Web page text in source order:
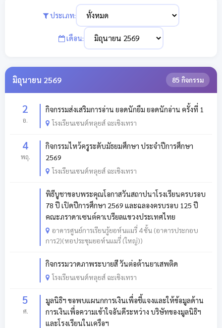
ประเภท:
เดือน:
มิถุนายน 2569 85 กิจกรรม
2
อ.
กิจกรรมส่งเสริมการอ่าน ยอดนักยืม ยอดนักอ่าน ครั้งที่ 1
โรงเรียนเซนต์หลุยส์ ฉะเชิงเทรา
4
พฤ.
กิจกรรมไหว้ครูระดับมัธยมศึกษา ประจำปีการศึกษา
2569
โรงเรียนเซนต์หลุยส์ ฉะเชิงเทรา
พิธีบูชาขอบพระคุณโอกาสวันสถาปนาโรงเรียนครบรอบ
78 ปี เปิดปีการศึกษา 2569 และฉลองครบรอบ 125 ปี
คณะภราดาเซนต์คาเบรียลแขวงประเทศไทย
อาคารศูนย์การเรียนรู้ยอห์นแมรี่ 4 ชั้น (อาคารประกอบ
การ2)(หอประชุมยอห์นแมรี่ (ใหญ่))
กิจกรรมวาดภาพระบายสี วันต่อต้านยาเสพติด
โรงเรียนเซนต์หลุยส์ ฉะเชิงเทรา
5
ศ.
มูลนิธิฯ ขอพบแผนกการเงินเพื่อชี้แจงและให้ข้อมูลด้าน
การเงินเพื่อความเข้าใจอันดีระหว่าง บริษัทของมูลนิธิฯ
และโรงเรียนในเครือฯ